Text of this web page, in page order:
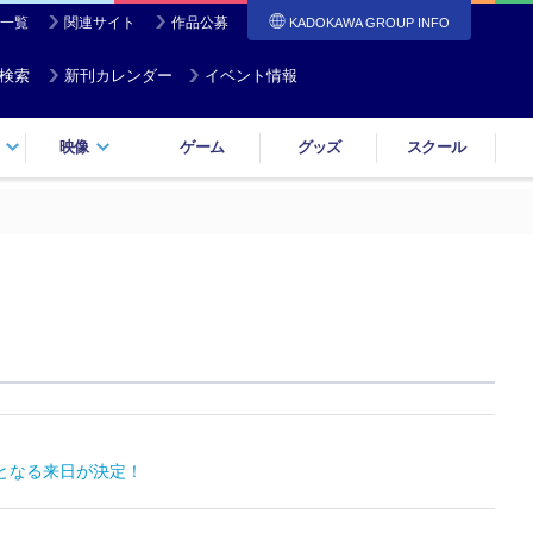
覧 関連サイト 作品公募 KADOKAWA GROUP INFO
索 新刊カレンダー イベント情報
映像 ゲーム グッズ スクール
る来日が決定！